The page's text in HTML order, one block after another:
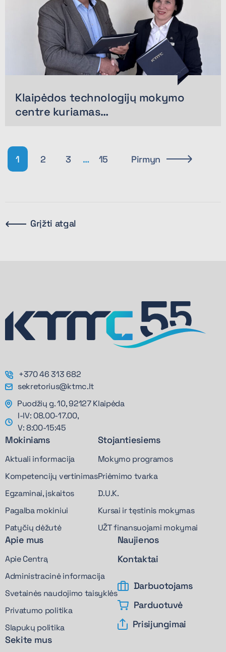
Klaipėdos technologijų mokymo
centre kuriamas…
1 2 3 … 15 Pirmyn
Grįžti atgal
+370 46 313 682
sekretorius@ktmc.lt
Puodžių g. 10, 92127 Klaipėda
I-IV: 08.00-17.00,
V: 8:00-15:45
Mokiniams
Aktuali informacija
Kompetencijų vertinimas
Egzaminai, įskaitos
Pagalba mokiniui
Patyčių dėžutė
Stojantiesiems
Mokymo programos
Priėmimo tvarka
D.U.K.
Kursai ir tęstinis mokymas
UŽT finansuojami mokymai
Apie mus
Apie Centrą
Administracinė informacija
Svetainės naudojimo taisyklės
Privatumo politika
Slapukų politika
Naujienos
Kontaktai
Darbuotojams
Parduotuvė
Prisijungimai
Sekite mus